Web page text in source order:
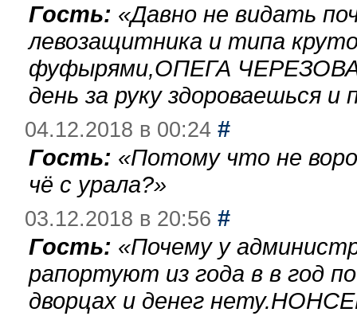
Гость: «Давно не видать
левозащитника и типа
фуфырями,ОПЕГА
день за руку здороваешься
04.12.2018 в 00:24 #
Гость: «Потому что не
чё с урала?»
03.12.2018 в 20:56 #
Гость: «Почему у
рапортуют из года в в год
дворцах и денег